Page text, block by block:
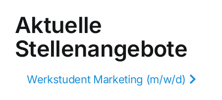
Aktuelle
Stellenangebote
Werkstudent Marketing (m/w/d)